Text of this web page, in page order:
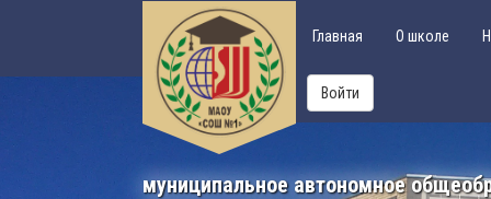
Главная О школе
Войти
муниципальное автономное